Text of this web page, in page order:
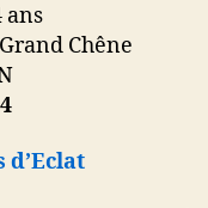
ans
Chêne
d’Eclat